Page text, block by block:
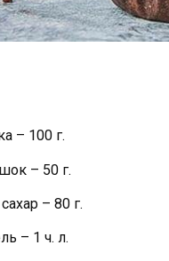
– 100 г.
– 50 г.
– 80 г.
– 1 ч. л.